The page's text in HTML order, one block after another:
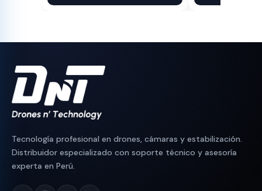
original
actual
original
actual
Tecnología profesional en drones, cámaras y estabilización.
Distribuidor especializado con soporte técnico y asesoría
experta en Perú.